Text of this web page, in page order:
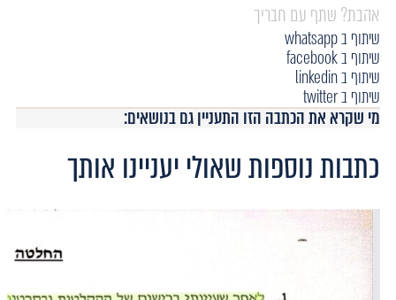
אהבת? שתף עם חבריך
שיתוף ב whatsapp
שיתוף ב facebook
שיתוף ב linkedin
שיתוף ב twitter
מי שקרא את הכתבה הזו התעניין גם בנושאים:
כתבות נוספות שאולי יעניינו אותך